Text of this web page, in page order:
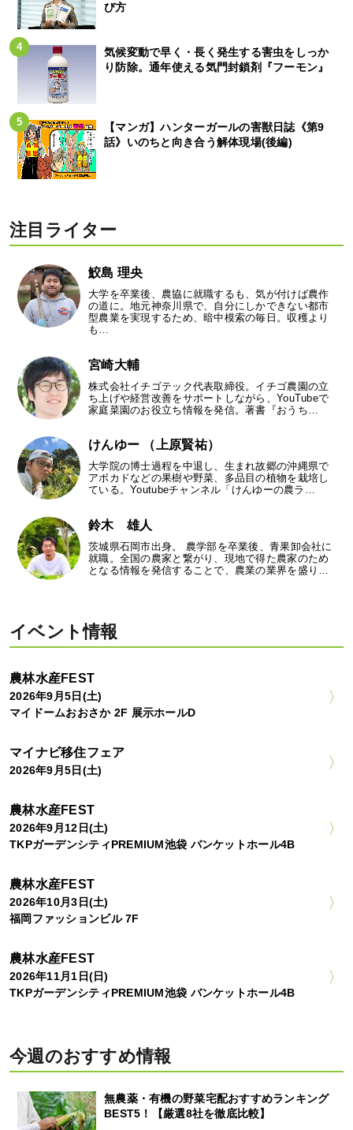
び方
気候変動で早く・長く発生する害虫をしっか
り防除。通年使える気門封鎖剤『フーモン』
【マンガ】ハンターガールの害獣日誌《第9
話》いのちと向き合う解体現場(後編)
注目ライター
鮫島 理央
大学を卒業後、農協に就職するも、気が付けば農作
の道に。地元神奈川県で、自分にしかできない都市
型農業を実現するため、暗中模索の毎日。収穫より
も…
宮崎大輔
株式会社イチゴテック代表取締役。イチゴ農園の立
ち上げや経営改善をサポートしながら、YouTubeで
家庭菜園のお役立ち情報を発信。著書『おうち…
けんゆー （上原賢祐）
大学院の博士過程を中退し、生まれ故郷の沖縄県で
アボカドなどの果樹や野菜、多品目の植物を栽培し
ている。Youtubeチャンネル「けんゆーの農ラ…
鈴木 雄人
茨城県石岡市出身。 農学部を卒業後、青果卸会社に
就職。全国の農家と繋がり、現地で得た農家のため
となる情報を発信することで、農業の業界を盛り…
イベント情報
農林水産FEST
2026年9月5日(土)
マイドームおおさか 2F 展示ホールD
マイナビ移住フェア
2026年9月5日(土)
農林水産FEST
2026年9月12日(土)
TKPガーデンシティPREMIUM池袋 バンケットホール4B
農林水産FEST
2026年10月3日(土)
福岡ファッションビル 7F
農林水産FEST
2026年11月1日(日)
TKPガーデンシティPREMIUM池袋 バンケットホール4B
今週のおすすめ情報
無農薬・有機の野菜宅配おすすめランキング
BEST5！【厳選8社を徹底比較】